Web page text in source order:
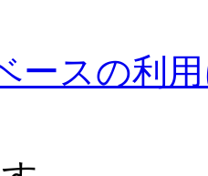
ースの利